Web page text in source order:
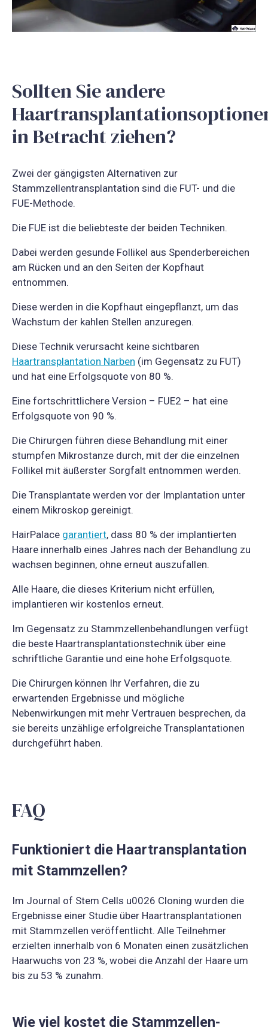
Sollten Sie andere
in Betracht ziehen?
Zwei der gängigsten Alternativen zur
Stammzellentransplantation sind die FUT- und die
FUE-Methode.
Die FUE ist die beliebteste der beiden Techniken.
Dabei werden gesunde Follikel aus Spenderbereichen
am Rücken und an den Seiten der Kopfhaut
entnommen.
Diese werden in die Kopfhaut eingepflanzt, um das
Wachstum der kahlen Stellen anzuregen.
Diese Technik verursacht keine sichtbaren
Haartransplantation Narben (im Gegensatz zu FUT)
und hat eine Erfolgsquote von 80 %.
Eine fortschrittlichere Version – FUE2 – hat eine
Erfolgsquote von 90 %.
Die Chirurgen führen diese Behandlung mit einer
stumpfen Mikrostanze durch, mit der die einzelnen
Follikel mit äußerster Sorgfalt entnommen werden.
Die Transplantate werden vor der Implantation unter
einem Mikroskop gereinigt.
HairPalace garantiert, dass 80 % der implantierten
Haare innerhalb eines Jahres nach der Behandlung zu
wachsen beginnen, ohne erneut auszufallen.
Alle Haare, die dieses Kriterium nicht erfüllen,
implantieren wir kostenlos erneut.
Im Gegensatz zu Stammzellenbehandlungen verfügt
die beste Haartransplantationstechnik über eine
schriftliche Garantie und eine hohe Erfolgsquote.
Die Chirurgen können Ihr Verfahren, die zu
erwartenden Ergebnisse und mögliche
Nebenwirkungen mit mehr Vertrauen besprechen, da
sie bereits unzählige erfolgreiche Transplantationen
durchgeführt haben.
FAQ
Funktioniert die Haartransplantation
mit Stammzellen?
Im Journal of Stem Cells u0026 Cloning wurden die
Ergebnisse einer Studie über Haartransplantationen
mit Stammzellen veröffentlicht. Alle Teilnehmer
erzielten innerhalb von 6 Monaten einen zusätzlichen
Haarwuchs von 23 %, wobei die Anzahl der Haare um
bis zu 53 % zunahm.
Wie viel kostet die Stammzellen-